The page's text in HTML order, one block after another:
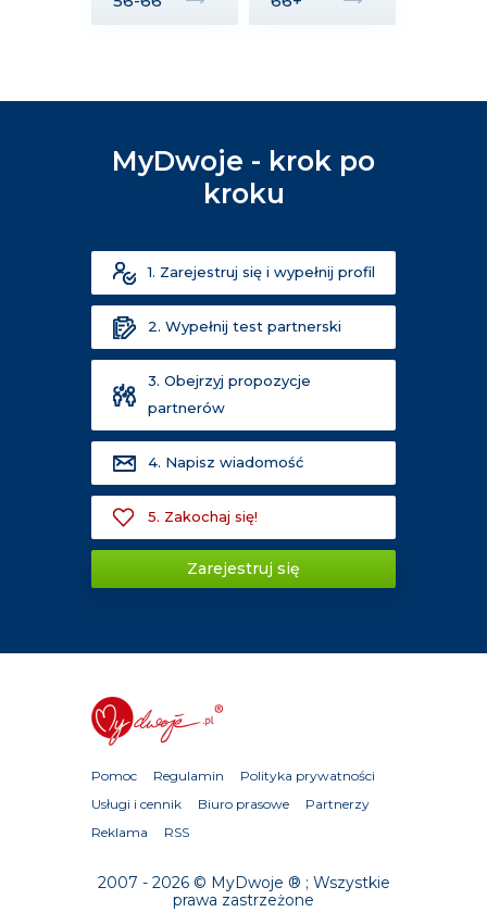
MyDwoje - krok po
kroku
1. Zarejestruj się i wypełnij profil
2. Wypełnij test partnerski
3. Obejrzyj propozycje
partnerów
4. Napisz wiadomość
5. Zakochaj się!
Zarejestruj się
Pomoc Regulamin
Polityka prywatności
Usługi i cennik
Biuro prasowe
Partnerzy
Reklama
RSS
2007 - 2026 © MyDwoje ® ; Wszystkie
prawa zastrzeżone